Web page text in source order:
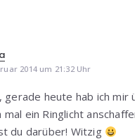
2014 um 21:32 Uhr
gerade heute hab ich mir
mal ein Ringlicht
du darüber! Witzig